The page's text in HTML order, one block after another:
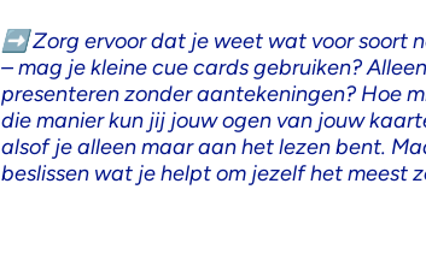
➡Zorg ervoor dat je weet wat voor soort
– mag je kleine cue cards gebruiken?
presenteren zonder aantekeningen? Hoe
die manier kun jij jouw ogen van jouw
alsof je alleen maar aan het lezen bent.
beslissen wat je helpt om jezelf het meest